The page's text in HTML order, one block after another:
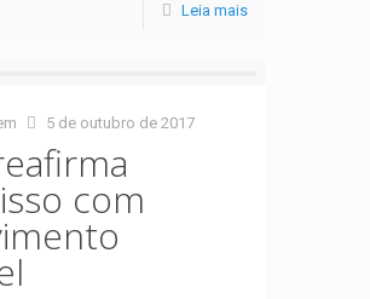
Leia mais
5 de outubro de 2017
com